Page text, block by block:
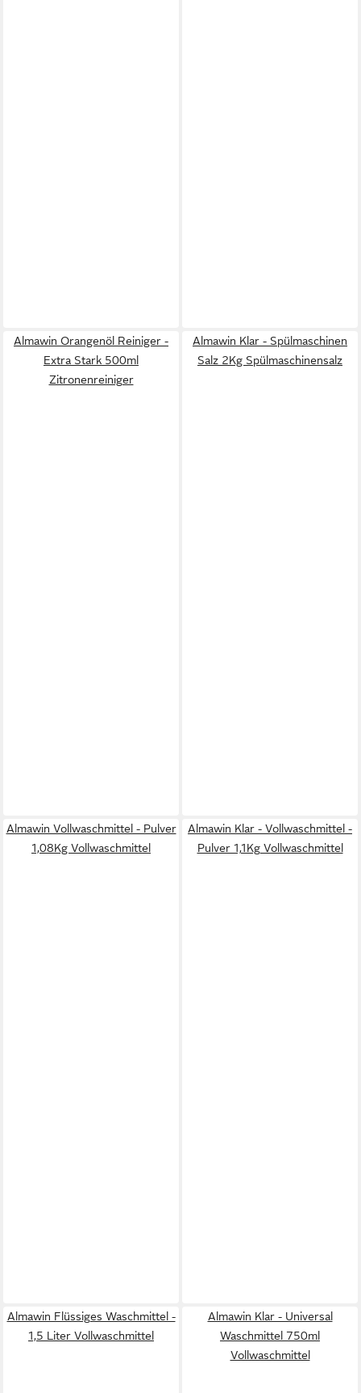
Almawin Orangenöl Reiniger -
Extra Stark 500ml
Zitronenreiniger
Almawin Klar - Spülmaschinen
Salz 2Kg Spülmaschinensalz
Almawin Vollwaschmittel - Pulver
1,08Kg Vollwaschmittel
Almawin Klar - Vollwaschmittel -
Pulver 1,1Kg Vollwaschmittel
Almawin Flüssiges Waschmittel -
1,5 Liter Vollwaschmittel
Almawin Klar - Universal
Waschmittel 750ml
Vollwaschmittel